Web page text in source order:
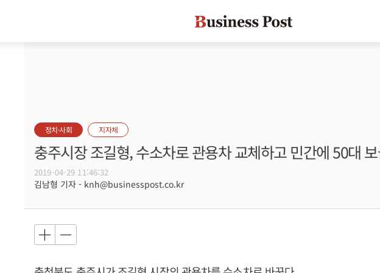
정치·사회 지자체
충주시장 조길형, 수소차로 관용차 교체하고 민간에 50대
2019-04-29 11:46:32
김남형 기자 - knh@businesspost.co.kr